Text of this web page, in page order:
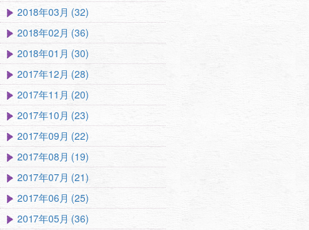
2018年03月 (32)
2018年02月 (36)
2018年01月 (30)
2017年12月 (28)
2017年11月 (20)
2017年10月 (23)
2017年09月 (22)
2017年08月 (19)
2017年07月 (21)
2017年06月 (25)
2017年05月 (36)